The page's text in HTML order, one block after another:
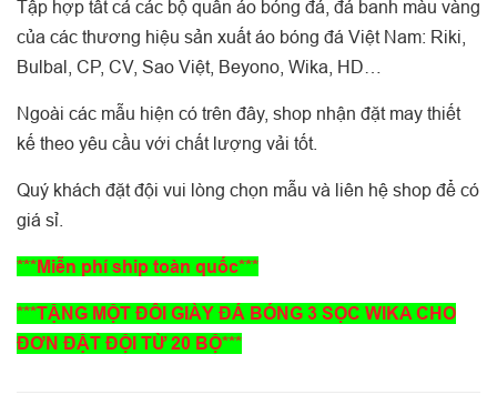
Tập hợp tất cả các bộ quần áo bóng đá, đá banh màu vàng
của các thương hiệu sản xuất áo bóng đá Việt Nam: Riki,
Bulbal, CP, CV, Sao Việt, Beyono, Wika, HD…
Ngoài các mẫu hiện có trên đây, shop nhận đặt may thiết
kế theo yêu cầu với chất lượng vải tốt.
Quý khách đặt đội vui lòng chọn mẫu và liên hệ shop để có
giá sỉ.
***Miễn phí ship toàn quốc***
***TẶNG MỘT ĐÔI GIÀY ĐÁ BÓNG 3 SỌC WIKA CHO
ĐƠN ĐẶT ĐỘI TỪ 20 BỘ***